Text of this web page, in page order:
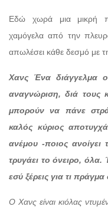
Εδώ χωρά μια μικρή
χαμόγελα από την
απωλέσει κάθε δεσμό με
Χανς Ένα διάγγελμα
αναγνώριση, διά
μπορούν να πάνε
καλός κύριος
ανέμου -ποιος
τρυγάει το όνειρο, όλα.
εσύ ξέρεις για τι
Ο Χανς είναι κιόλας